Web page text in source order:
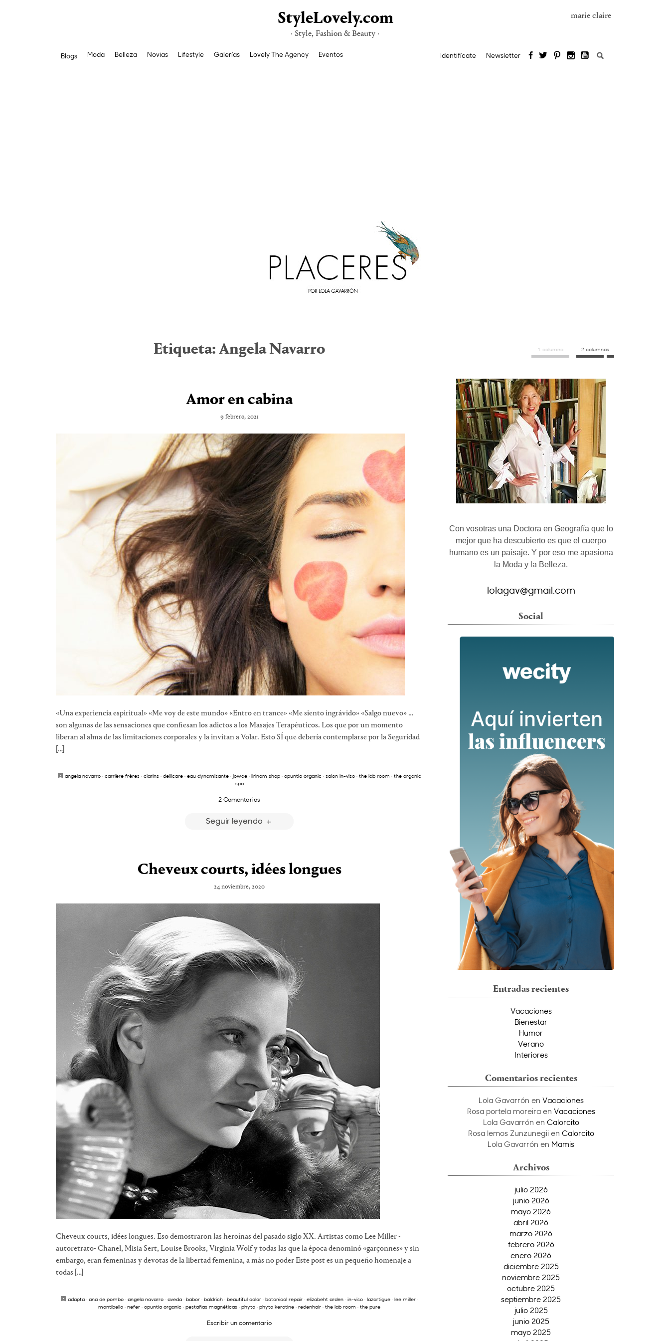
StyleLovely.com
· Style, Fashion & Beauty ·
marie claire
Blogs Moda Belleza Novias Lifestyle Galerías Lovely The Agency Eventos Identifícate Newsletter Buscar:
Etiqueta: Angela Navarro
Amor en cabina
9 febrero, 2021
«Una experiencia espiritual» «Me voy de este mundo» «Entro en trance» «Me siento ingrávido» «Salgo nuevo» …
son algunas de las sensaciones que confiesan los adictos a los Masajes Terapéuticos. Los que por un momento
liberan al alma de las limitaciones corporales y la invitan a Volar. Esto SÍ que debería contemplarse por la Seguridad
[…]
angela navarro · carrière frères · clarins · dellicare · eau dynamisante · jowae · lirinom shop · opuntia organic · salon in-viso · the lab room · the organic
spa
2 Comentarios
Seguir leyendo
Cheveux courts, idées longues
24 noviembre, 2020
Cheveux courts, idées longues. Eso demostraron las heroínas del pasado siglo XX. Artistas como Lee Miller -
autoretrato- Chanel, Misia Sert, Louise Brooks, Virginia Wolf y todas las que la época denominó «garçonnes» y sin
embargo, eran femeninas y devotas de la libertad femenina, a más no poder Este post es un pequeño homenaje a
todas […]
adapta · ana de pombo · angela navarro · aveda · babor · baldrich · beautiful color · botanical repair · elizabeht arden · in-viso · lazartigue · lee miller ·
montibello · nefer · opuntia organic · pestañas magnéticas · phyto · phyto keratine · redenhair · the lab room · the pure
Escribir un comentario
1 columna 2 columnas
Con vosotras una Doctora en Geografía que lo
mejor que ha descubierto es que el cuerpo
humano es un paisaje. Y por eso me apasiona
la Moda y la Belleza.
lolagav@gmail.com
Social
Entradas recientes
Vacaciones
Bienestar
Humor
Verano
Interiores
Comentarios recientes
Lola Gavarrón en Vacaciones
Rosa portela moreiraen Vacaciones
Lola Gavarrón en Calorcito
Rosa lemos Zunzunegiien Calorcito
Lola Gavarrón en Mamis
Archivos
julio 2026
junio 2026
mayo 2026
abril 2026
marzo 2026
febrero 2026
enero 2026
diciembre 2025
noviembre 2025
octubre 2025
septiembre 2025
julio 2025
junio 2025
mayo 2025